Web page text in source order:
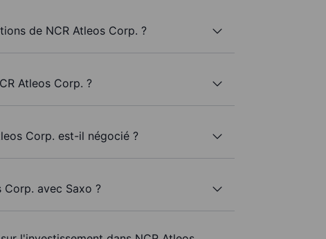
de NCR Atleos Corp. ?
Atleos Corp. ?
Corp. est-il négocié ?
Corp. avec Saxo ?